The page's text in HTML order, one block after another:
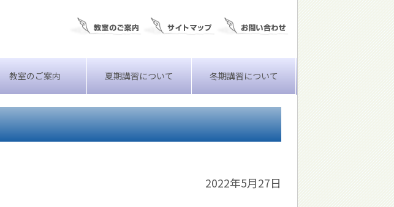
教室のご案内 夏期講習について 冬期講習について
2022年5月27日